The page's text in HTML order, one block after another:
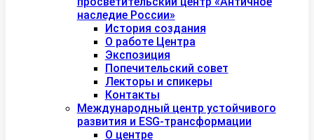
наследие России»
История создания
О работе Центра
Экспозиция
Попечительский совет
Лекторы и спикеры
Контакты
Международный центр устойчивого
развития и ESG-трансформации
О центре